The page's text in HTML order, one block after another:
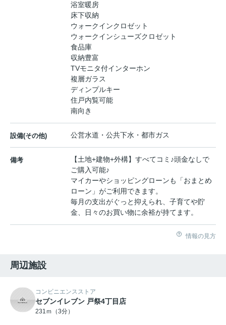
浴室暖房
床下収納
ウォークインクロゼット
ウォークインシューズクロゼット
食品庫
収納豊富
TVモニタ付インターホン
複層ガラス
ディンプルキー
住戸内覧可能
南向き
設備(その他) 公営水道・公共下水・都市ガス
備考
【土地+建物+外構】すべてコミ♪頭金なしで
ご購入可能♪
マイカーやショッピングローンも「おまとめ
ローン」がご利用できます。
毎月の支出がぐっと抑えられ、子育てや貯
金、日々のお買い物に余裕が持てます。
情報の見方
周辺施設
コンビニエンスストア
セブンイレブン 戸祭4丁目店
231ｍ（3分）